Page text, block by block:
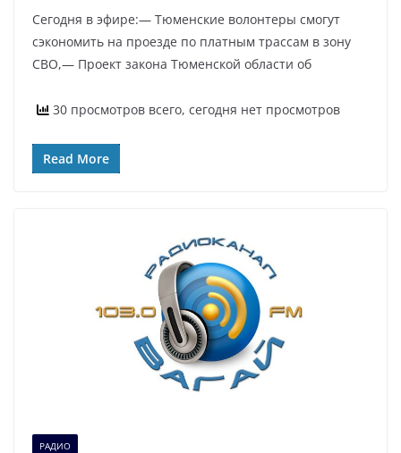
Сегодня в эфире:— Тюменские волонтеры смогут
сэкономить на проезде по платным трассам в зону
СВО,— Проект закона Тюменской области об
30 просмотров всего, сегодня нет просмотров
Read More
РАДИО